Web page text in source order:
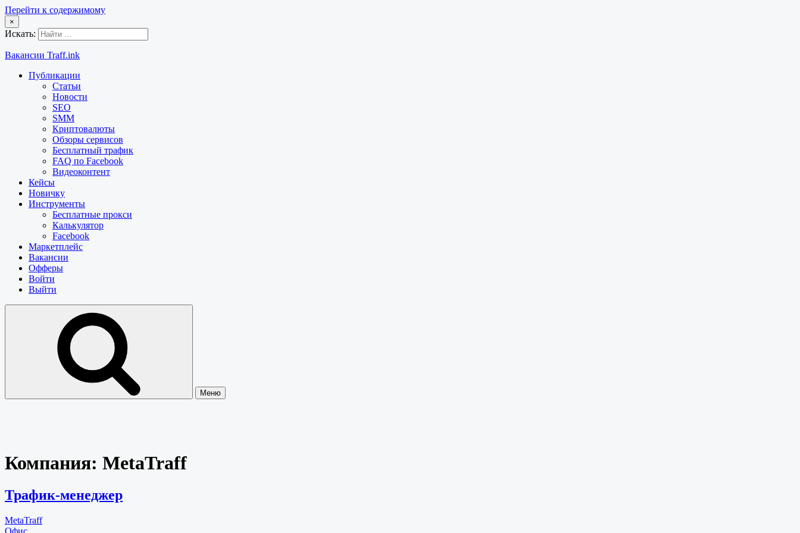
Перейти к содержимому
×
Искать:
Вакансии Traff.ink
Публикации
Статьи
Новости
SEO
SMM
Криптовалюты
Обзоры сервисов
Бесплатный трафик
FAQ по Facebook
Видеоконтент
Кейсы
Новичку
Инструменты
Бесплатные прокси
Калькулятор
Facebook
Маркетплейс
Вакансии
Офферы
Войти
Выйти
Меню
Компания: MetaTraff
Трафик-менеджер
MetaTraff
Офис